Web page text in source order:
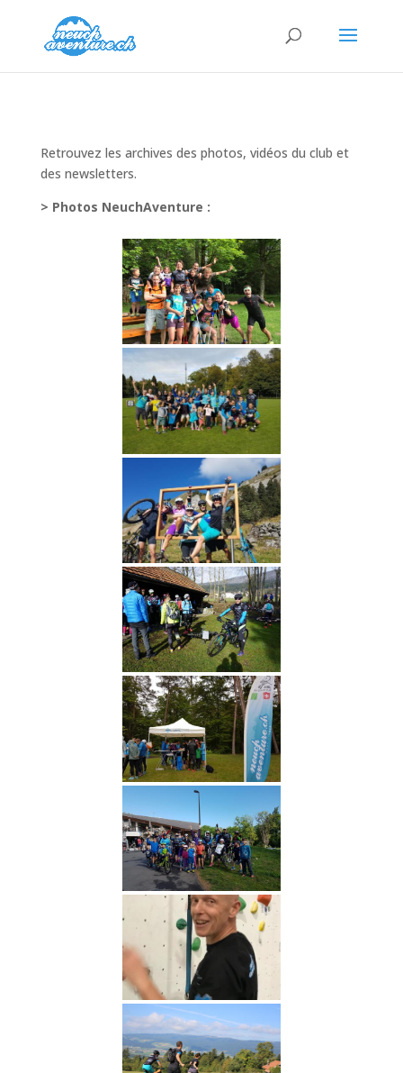
Retrouvez les archives des photos, vidéos du club et
des newsletters.
> Photos NeuchAventure :